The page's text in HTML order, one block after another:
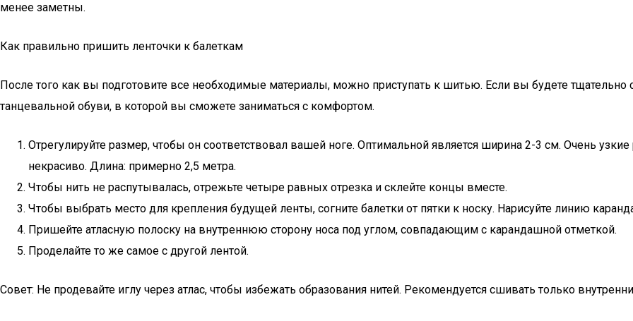
менее заметны.
Как правильно пришить ленточки к балеткам
После того как вы подготовите все необходимые материалы, можно приступать к шитью. Если вы будете тщательно
танцевальной обуви, в которой вы сможете заниматься с комфортом.
Отрегулируйте размер, чтобы он соответствовал вашей ноге. Оптимальной является ширина 2-3 см. Очень
некрасиво. Длина: примерно 2,5 метра.
Чтобы нить не распутывалась, отрежьте четыре равных отрезка и склейте концы вместе.
Чтобы выбрать место для крепления будущей ленты, согните балетки от пятки к носку. Нарисуйте линию
Пришейте атласную полоску на внутреннюю сторону носа под углом, совпадающим с карандашной отметкой.
Проделайте то же самое с другой лентой.
Совет: Не продевайте иглу через атлас, чтобы избежать образования нитей. Рекомендуется сшивать только